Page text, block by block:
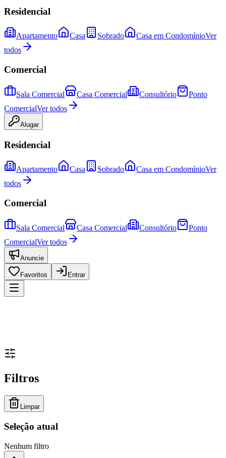
Residencial
Apartamento Casa Sobrado Casa em CondomínioVer
todos
Comercial
Sala Comercial Casa Comercial Consultório
Ponto
ComercialVer todos
Alugar
Residencial
Apartamento Casa Sobrado Casa em CondomínioVer
todos
Comercial
Sala Comercial Casa Comercial Consultório
Ponto
ComercialVer todos
Anuncie
Favoritos Entrar
Filtros
Limpar
Seleção atual
Nenhum filtro